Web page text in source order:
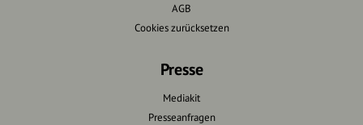
AGB
Cookies zurücksetzen
Presse
Mediakit
Presseanfragen